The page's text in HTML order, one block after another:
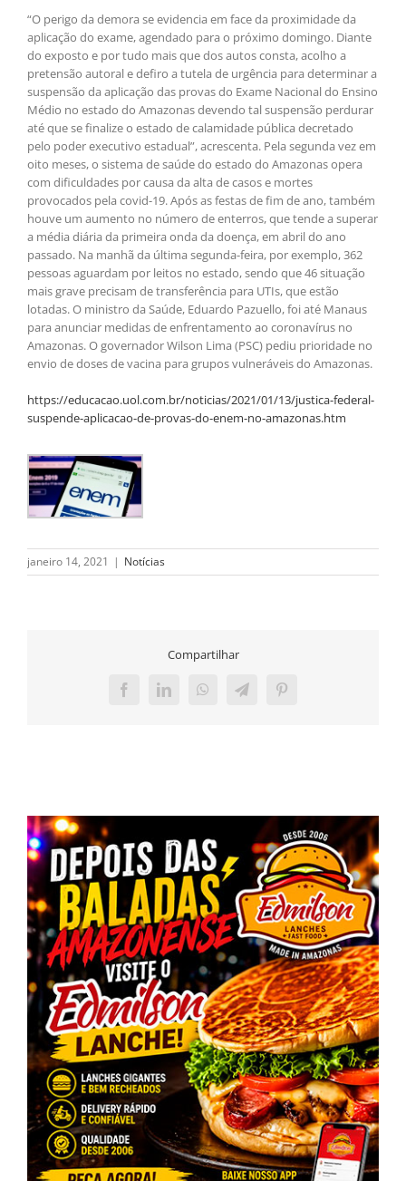
“O perigo da demora se evidencia em face da proximidade da
aplicação do exame, agendado para o próximo domingo. Diante
do exposto e por tudo mais que dos autos consta, acolho a
pretensão autoral e defiro a tutela de urgência para determinar a
suspensão da aplicação das provas do Exame Nacional do Ensino
Médio no estado do Amazonas devendo tal suspensão perdurar
até que se finalize o estado de calamidade pública decretado
pelo poder executivo estadual”, acrescenta. Pela segunda vez em
oito meses, o sistema de saúde do estado do Amazonas opera
com dificuldades por causa da alta de casos e mortes
provocados pela covid-19. Após as festas de fim de ano, também
houve um aumento no número de enterros, que tende a superar
a média diária da primeira onda da doença, em abril do ano
passado. Na manhã da última segunda-feira, por exemplo, 362
pessoas aguardam por leitos no estado, sendo que 46 situação
mais grave precisam de transferência para UTIs, que estão
lotadas. O ministro da Saúde, Eduardo Pazuello, foi até Manaus
para anunciar medidas de enfrentamento ao coronavírus no
Amazonas. O governador Wilson Lima (PSC) pediu prioridade no
envio de doses de vacina para grupos vulneráveis do Amazonas.
https://educacao.uol.com.br/noticias/2021/01/13/justica-federal-
suspende-aplicacao-de-provas-do-enem-no-amazonas.htm
janeiro 14, 2021 | Notícias
Compartilhar
FacebookLinkedInWhatsAppTelegramPinterest